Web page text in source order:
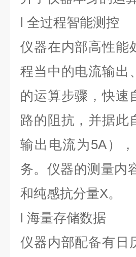
l 全过程智能测控
仪器在内部高性能
程当中的电流输出
的运算步骤，快速
路的阻抗，并据此
输出电流为5A）
务。仪器的测量内
和纯感抗分量X。
l 海量存储数据
仪器内部配备有日